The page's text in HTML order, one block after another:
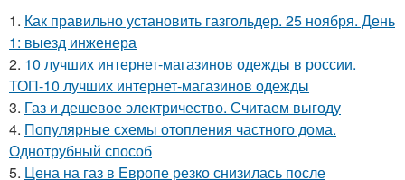
1. Как правильно установить газгольдер. 25 ноября. День
1: выезд инженера
2. 10 лучших интернет-магазинов одежды в россии.
ТОП-10 лучших интернет-магазинов одежды
3. Газ и дешевое электричество. Считаем выгоду
4. Популярные схемы отопления частного дома.
Однотрубный способ
5. Цена на газ в Европе резко снизилась после